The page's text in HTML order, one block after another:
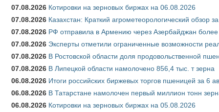
07.08.2026 Котировки на зерновых биржах на 06.08.2026
07.08.2026 Казахстан: Краткий агрометеорологический обзор
07.08.2026 РФ отправила в Армению через Азербайджан более
07.08.2026 Эксперты отметили ограниченные возможности
07.08.2026 В Ростовской области доля продовольственной
07.08.2026 В Липецкой области намолочено 856,4 тыс. т зерна
06.08.2026 Итоги российских биржевых торгов пшеницей за 6
06.08.2026 В Татарстане намолочен первый миллион тонн
06.08.2026 Котировки на зерновых биржах на 05.08.2026